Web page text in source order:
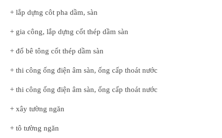
+ lắp dựng côt pha dầm, sàn
+ gia công, lắp dựng cốt thép dầm sàn
+ đổ bê tông cốt thép dầm sàn
+ thi công ống điện âm sàn, ống cấp thoát nước
+ thi công ống điện âm sàn, ống cấp thoát nước
+ xây tường ngăn
+ tô tường ngăn